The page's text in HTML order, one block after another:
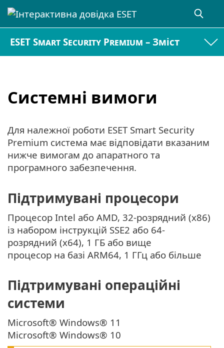
ESET Smart Security Premium – Зміст
Системні вимоги
Для належної роботи ESET Smart Security
Premium система має відповідати вказаним
нижче вимогам до апаратного та
програмного забезпечення.
Підтримувані процесори
Процесор Intel або AMD, 32-розрядний (x86)
із набором інструкцій SSE2 або 64-
розрядний (x64), 1 ГБ або вище
процесор на базі ARM64, 1 ГГц або більше
Підтримувані операційні
системи
Microsoft® Windows® 11
Microsoft® Windows® 10